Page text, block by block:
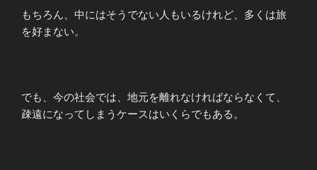
もちろん、中にはそうでない人もいるけれど、多くは旅
を好まない。
でも、今の社会では、地元を離れなければならなくて、
疎遠になってしまうケースはいくらでもある。